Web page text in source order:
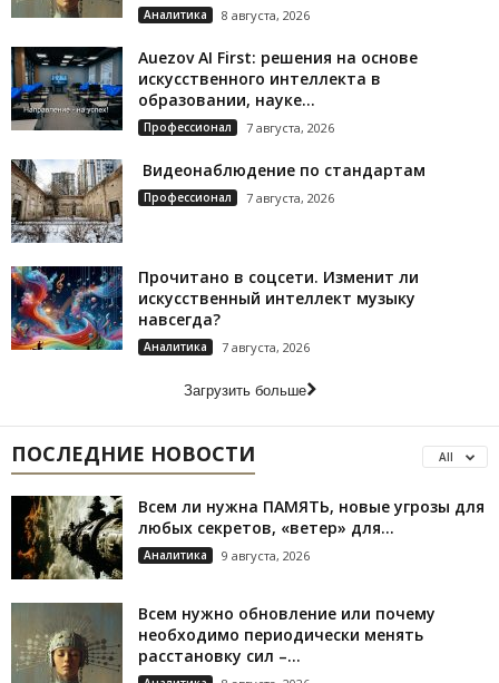
Аналитика 8 августа, 2026
Auezov AI First: решения на основе
искусственного интеллекта в
образовании, науке...
Профессионал 7 августа, 2026
Видеонаблюдение по стандартам
Профессионал 7 августа, 2026
Прочитано в соцсети. Изменит ли
искусственный интеллект музыку
навсегда?
Аналитика 7 августа, 2026
Загрузить больше
ПОСЛЕДНИЕ НОВОСТИ All
Всем ли нужна ПАМЯТЬ, новые угрозы для
любых секретов, «ветер» для...
Аналитика 9 августа, 2026
Всем нужно обновление или почему
необходимо периодически менять
расстановку сил –...